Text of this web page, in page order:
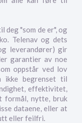
deg "som de er", og
Telenav og dets
leverandører) gir
garantier av noe
oppstår ved lov
ikke begrenset til
effektivitet,
formål, nytte, bruk
dataene, eller at
eller feilfri.